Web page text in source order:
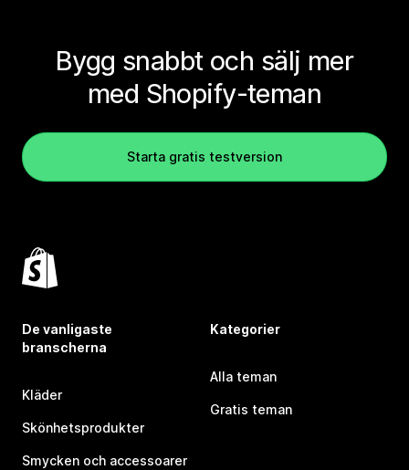
Bygg snabbt och sälj mer
med Shopify-teman
Starta gratis testversion
De vanligaste
branscherna
Kläder
Skönhetsprodukter
Smycken och accessoarer
Kategorier
Alla teman
Gratis teman